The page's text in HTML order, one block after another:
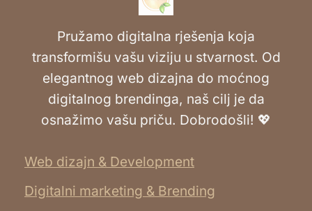
Pružamo digitalna rješenja koja
transformišu vašu viziju u stvarnost. Od
elegantnog web dizajna do moćnog
digitalnog brendinga, naš cilj je da
osnažimo vašu priču. Dobrodošli! 💖
Web dizajn & Development
Digitalni marketing & Brending